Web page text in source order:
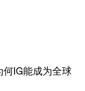
何IG能成为全球